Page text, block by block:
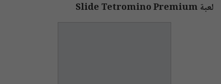
لعبة Slide Tetromino Premium